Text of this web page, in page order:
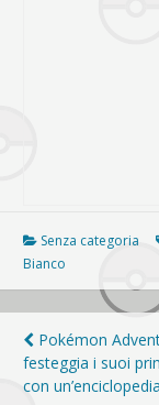
Senza categoria
Bianco
articoli
Pokémon
festeggia i suoi
con un’enciclopedia